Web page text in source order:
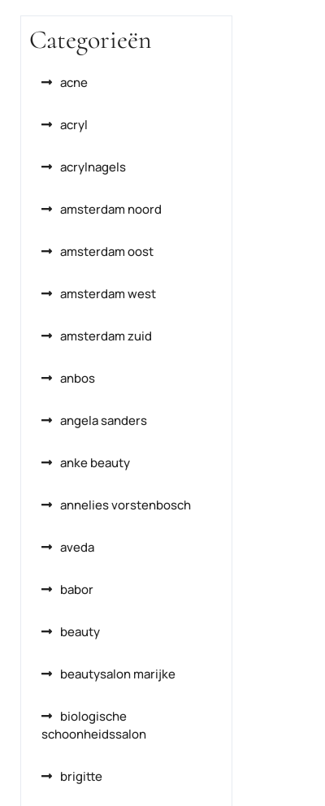
Categorieën
acne
acryl
acrylnagels
amsterdam noord
amsterdam oost
amsterdam west
amsterdam zuid
anbos
angela sanders
anke beauty
annelies vorstenbosch
aveda
babor
beauty
beautysalon marijke
biologische
schoonheidssalon
brigitte